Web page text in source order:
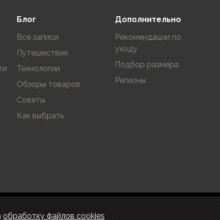
Блог
Все записи
Путешествия
Технологии
Обзоры товаров
Советы
Как выбрать
Дополнительно
Рекомендации по
уходу
Подбор размера
Регионы
обработку файлов cookies